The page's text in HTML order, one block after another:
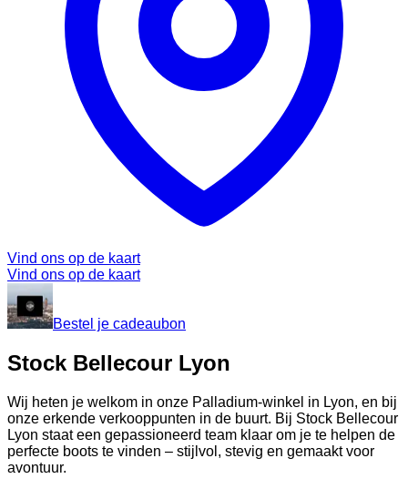
Vind ons op de kaart
Vind ons op de kaart
Bestel je cadeaubon
Stock Bellecour Lyon
Wij heten je welkom in onze Palladium-winkel in Lyon, en bij
onze erkende verkooppunten in de buurt. Bij Stock Bellecour
Lyon staat een gepassioneerd team klaar om je te helpen de
perfecte boots te vinden – stijlvol, stevig en gemaakt voor
avontuur.